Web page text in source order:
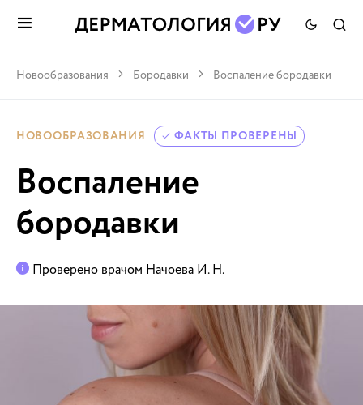
Новообразования Бородавки Воспаление бородавки
НОВООБРАЗОВАНИЯ ФАКТЫ ПРОВЕРЕНЫ
Воспаление
бородавки
Проверено врачом Начоева И. Н.